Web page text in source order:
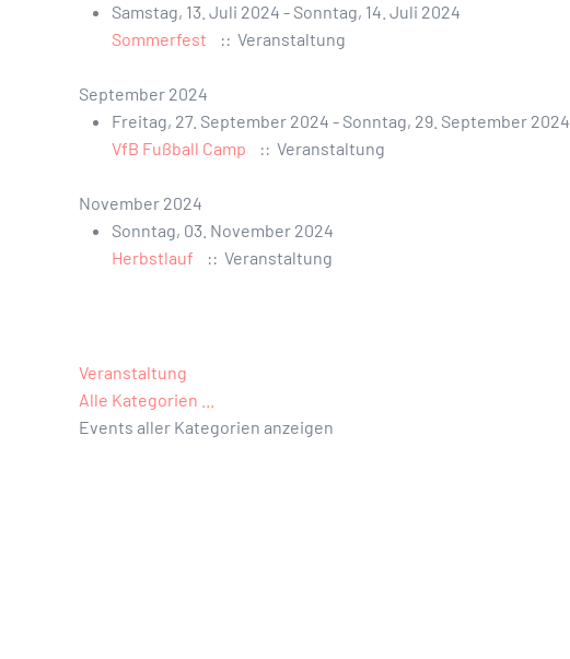
Samstag, 13. Juli 2024 - Sonntag, 14. Juli 2024
Sommerfest
:: Veranstaltung
September 2024
Freitag, 27. September 2024 - Sonntag, 29. September 2024
VfB Fußball Camp
:: Veranstaltung
November 2024
Sonntag, 03. November 2024
Herbstlauf
:: Veranstaltung
Veranstaltung
Alle Kategorien ...
Events aller Kategorien anzeigen